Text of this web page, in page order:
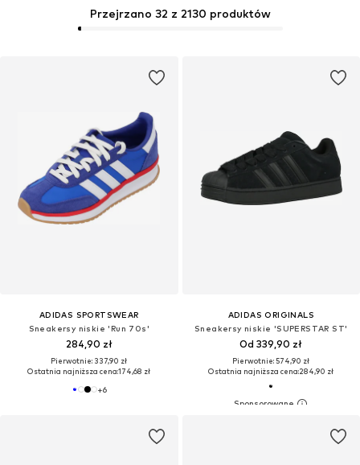
Przejrzano 32 z 2130 produktów
ADIDAS SPORTSWEAR
Sneakersy niskie 'Run 70s'
284,90 zł
Pierwotnie: 337,90 zł
Ostatnia najniższa cena:174,68 zł
+6
ADIDAS ORIGINALS
Sneakersy niskie 'SUPERSTAR ST'
Od 339,90 zł
Pierwotnie: 574,90 zł
Ostatnia najniższa cena:284,90 zł